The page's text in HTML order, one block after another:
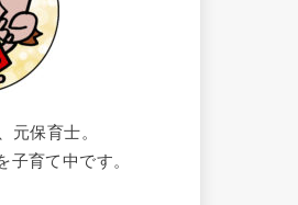
元保育士。
子育て中です。